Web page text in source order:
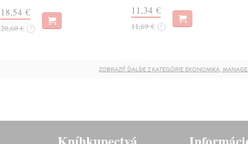
18,54 €
20,60 € ?
11,34 €
11,69 € ?
ZOBRAZIŤ ĎALŠIE Z KATEGÓRIE EKONOMIKA,